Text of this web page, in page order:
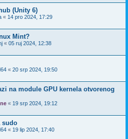
(Unity 6)
« 14 pro 2024, 17:29
Mint?
« 05 ruj 2024, 12:38
« 20 srp 2024, 19:50
na module GPU kernela otvorenog
« 19 srp 2024, 19:12
sudo
« 19 lip 2024, 17:40